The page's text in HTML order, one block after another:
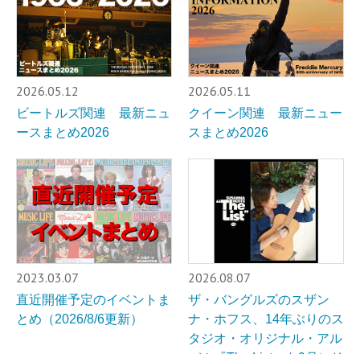
2026.05.12
ビートルズ関連 最新ニュ
ースまとめ2026
2026.05.11
クイーン関連 最新ニュー
スまとめ2026
2023.03.07
直近開催予定のイベントま
とめ（2026/8/6更新）
2026.08.07
ザ・バングルズのスザン
ナ・ホフス、14年ぶりのス
タジオ・オリジナル・アル